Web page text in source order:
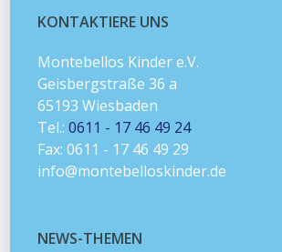
KONTAKTIERE UNS
Montebellos Kinder e.V.
Geisbergstraße 36 a
65193 Wiesbaden
Tel.:0611 - 17 46 49 24
Fax: 0611 - 17 46 49 29
info@montebelloskinder.de
NEWS-THEMEN